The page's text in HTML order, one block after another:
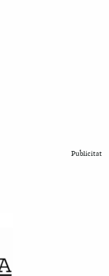
Publicitat